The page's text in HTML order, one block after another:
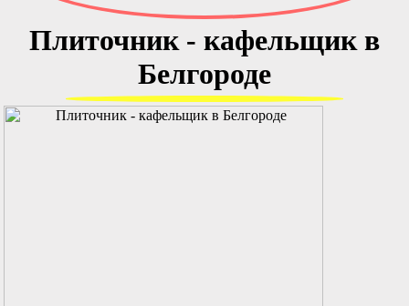
Плиточник - кафельщик в
Белгороде